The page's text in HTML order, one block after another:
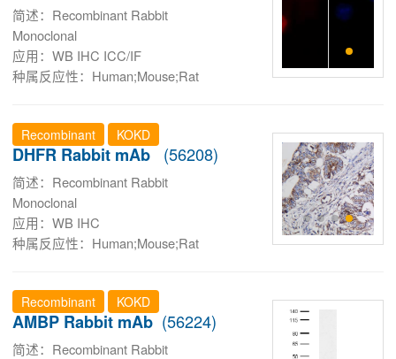
实验操作方案
研究领域
关于我们
简述：Recombinant Rabbit
Monoclonal
应用：WB IHC ICC/IF
种属反应性：Human;Mouse;Rat
Recombinant KOKD
DHFR Rabbit mAb (56208)
简述：Recombinant Rabbit
Monoclonal
应用：WB IHC
种属反应性：Human;Mouse;Rat
Recombinant KOKD
AMBP Rabbit mAb (56224)
简述：Recombinant Rabbit